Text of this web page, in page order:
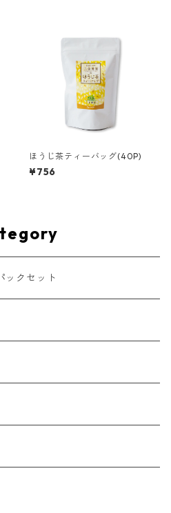
ほうじ茶ティーバッグ(40P)
¥756
ックセット